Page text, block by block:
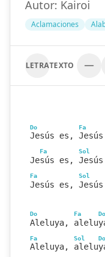
Autor: Kairoi
Aclamaciones
LETRATEXTO
Do Fa
Jesús es,
Fa Sol
Jesús es,
Fa Sol
Jesús es,
Do Fa Do
Aleluya,
Fa Sol Do
Aleluya,